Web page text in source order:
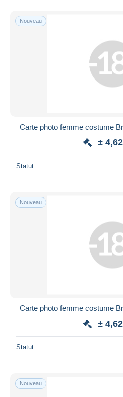
Livraison gratuite
Virement bancaire
iDeal
Nouveau
Carte photo femme costume
±
Statut
Nouveau
Carte photo femme costume
±
Statut
Nouveau